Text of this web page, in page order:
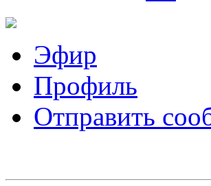
Эфир
Профиль
Отправить